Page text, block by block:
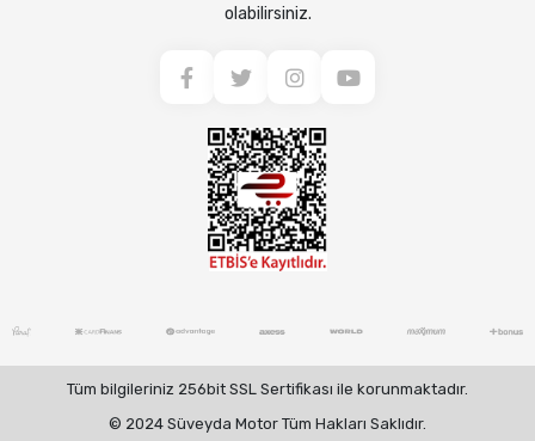
olabilirsiniz.
Tüm bilgileriniz 256bit SSL Sertifikası ile korunmaktadır.
© 2024 Süveyda Motor Tüm Hakları Saklıdır.